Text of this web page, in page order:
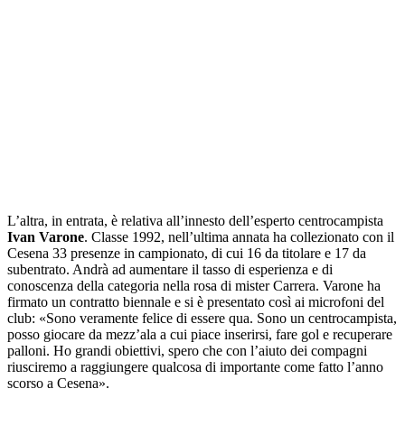
L’altra, in entrata, è relativa all’innesto dell’esperto centrocampista
Ivan Varone. Classe 1992, nell’ultima annata ha collezionato con il
Cesena 33 presenze in campionato, di cui 16 da titolare e 17 da
subentrato. Andrà ad aumentare il tasso di esperienza e di
conoscenza della categoria nella rosa di mister Carrera. Varone ha
firmato un contratto biennale e si è presentato così ai microfoni del
club: «Sono veramente felice di essere qua. Sono un centrocampista,
posso giocare da mezz’ala a cui piace inserirsi, fare gol e recuperare
palloni. Ho grandi obiettivi, spero che con l’aiuto dei compagni
riusciremo a raggiungere qualcosa di importante come fatto l’anno
scorso a Cesena».